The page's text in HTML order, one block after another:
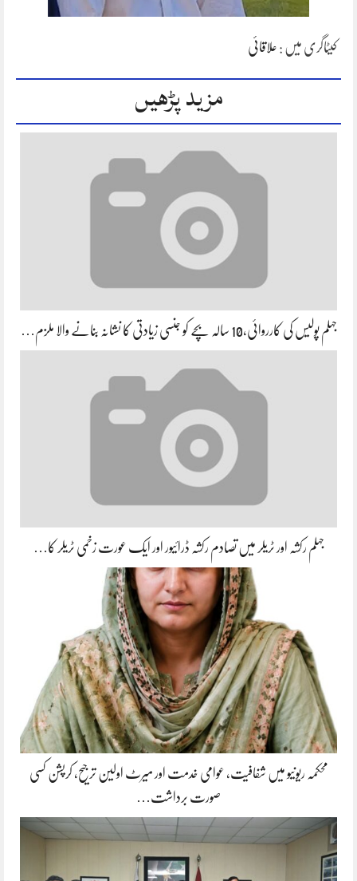
کیٹاگری میں : علاقائی
مزید پڑھیں
جہلم پولیس کی کارروائی،10 سالہ بچے کو جنسی زیادتی کا نشانہ بنانے والا ملزم…
جہلم رکشہ اور ٹریلر میں تصادم رکشہ ڈرائیور اور ایک عورت زخمی ٹریلر کا…
محکمہ ریونیو میں شفافیت، عوامی خدمت اور میرٹ اولین ترجیح، کرپشن کسی
صورت برداشت…